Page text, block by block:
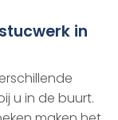
in
u in de buurt.